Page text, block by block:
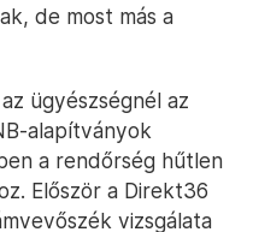
de most más a
ügyészségnél az
alapítványok
a rendőrség hűtlen
Először a Direkt36
vizsgálata